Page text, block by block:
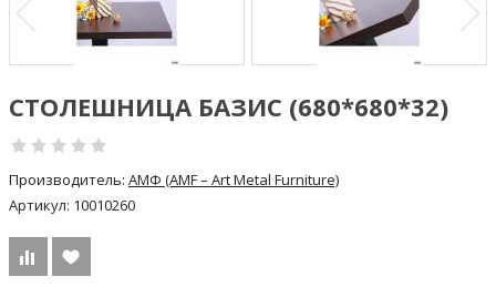
СТОЛЕШНИЦА БАЗИС (680*680*32)
Производитель: АМФ (AMF – Art Metal Furniture)
Артикул: 10010260